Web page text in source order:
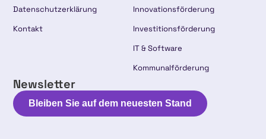
Datenschutzerklärung
Kontakt
Innovationsförderung
Investitionsförderung
IT & Software
Kommunalförderung
Newsletter
Bleiben Sie auf dem neuesten Stand